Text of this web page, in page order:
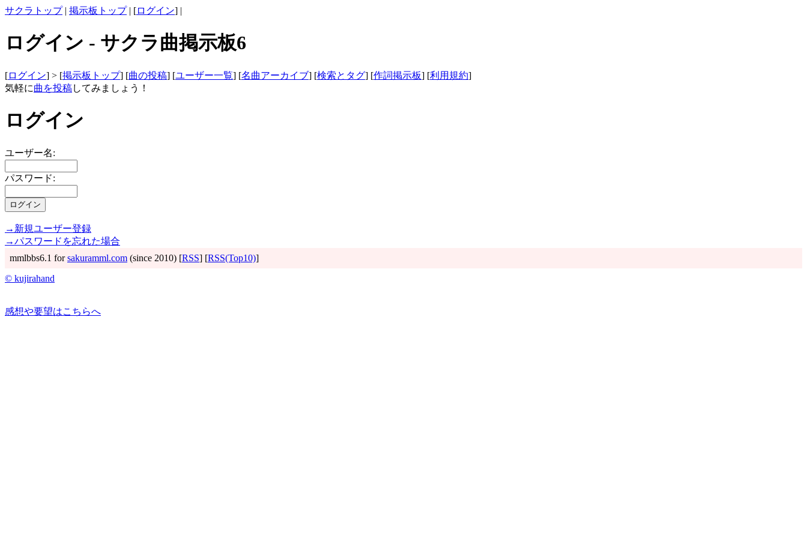
サクラトップ| 掲示板トップ| [ログイン] |
ログイン - サクラ曲掲示板6
[ログイン] > [掲示板トップ] [曲の投稿] [ユーザー一覧] [名曲アーカイブ] [検索とタグ] [作詞掲示板] [利用規約]
気軽に曲を投稿してみましょう！
ログイン
ユーザー名:
パスワード:
→新規ユーザー登録
→パスワードを忘れた場合
mmlbbs6.1 forsakuramml.com (since 2010) [RSS] [RSS(Top10)]
© kujirahand
感想や要望はこちらへ